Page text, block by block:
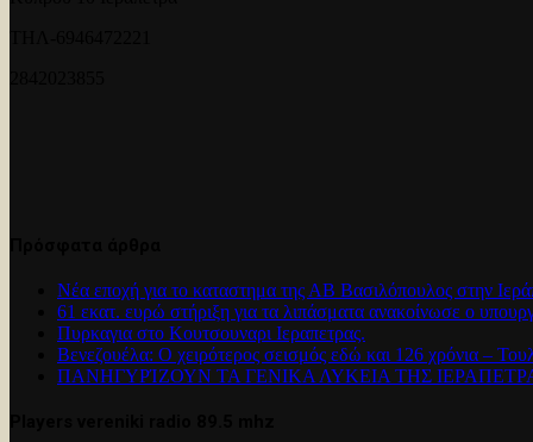
Νέα εποχή για το καταστημα της ΑΒ Βασιλόπουλος στην
61 εκατ. ευρώ στήριξη για τα λιπάσματα ανακοίνωσε ο
Πυρκαγια στο Κουτσουναρι Ιεραπετρας.
Βενεζουέλα: Ο χειρότερος σεισμός εδώ και 126 χρόνια –
ΠΑΝΗΓΥΡΊΖΟΥΝ ΤΑ ΓΕΝΙΚΑ ΛΥΚΕΙΑ ΤΗΣ